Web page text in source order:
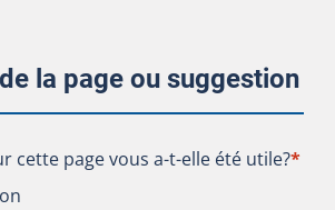
la page ou suggestion
cette page vous a-t-elle été utile?
cette page vous a-t-elle été utile?*